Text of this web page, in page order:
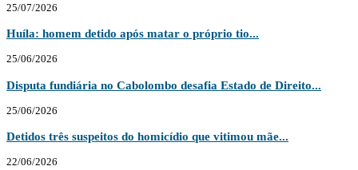
25/07/2026
Huíla: homem detido após matar o próprio tio...
25/06/2026
Disputa fundiária no Cabolombo desafia Estado de Direito...
25/06/2026
Detidos três suspeitos do homicídio que vitimou mãe...
22/06/2026